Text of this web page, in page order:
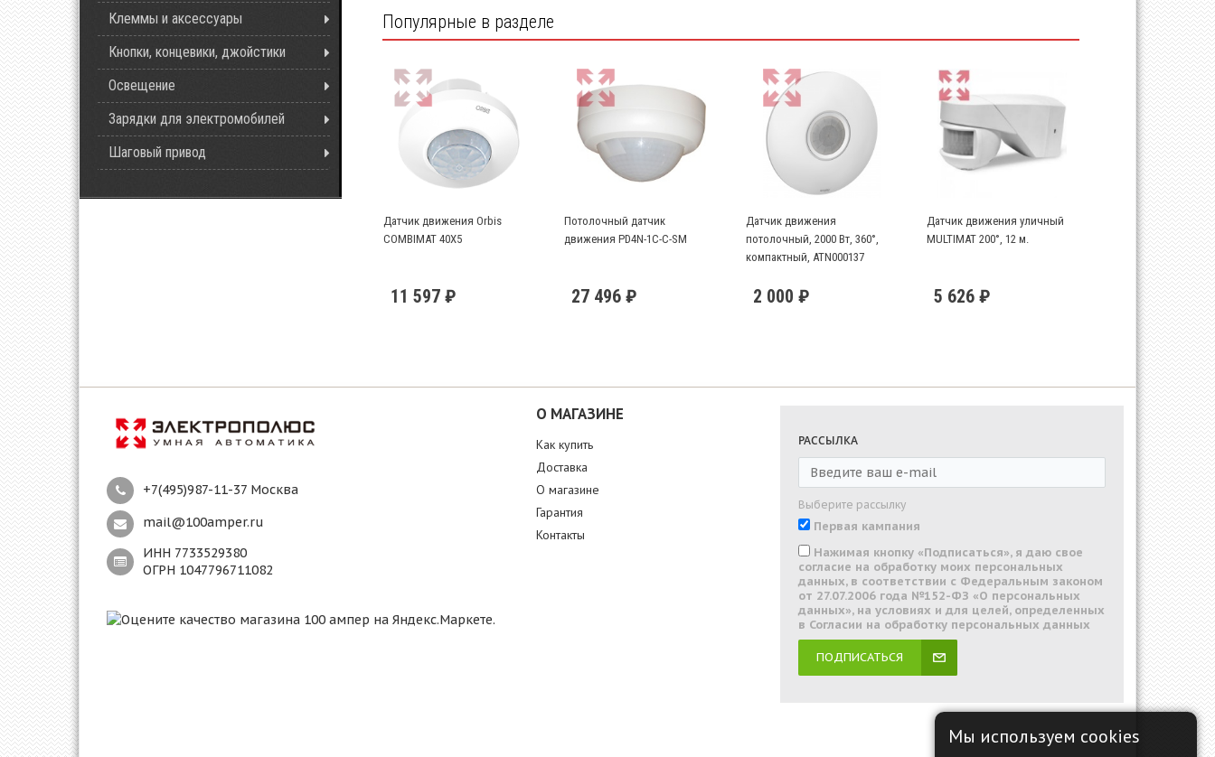
Клеммы и аксессуары
Кнопки, концевики, джойстики
Освещение
Зарядки для электромобилей
Шаговый привод
Популярные в разделе
Датчик движения Orbis
COMBIMAT 40X5
11 597 ₽
Потолочный датчик
движения PD4N-1C-C-SM
27 496 ₽
Датчик движения
потолочный, 2000 Вт, 360°,
компактный, ATN000137
2 000 ₽
Датчик движения уличный
MULTIMAT 200°, 12 м.
5 626 ₽
+7(495)987-11-37 Москва
mail@100amper.ru
ИНН 7733529380
ОГРН 1047796711082
О МАГАЗИНЕ
Как купить
Доставка
О магазине
Гарантия
Контакты
РАССЫЛКА
Выберите рассылку
Первая кампания
Нажимая кнопку «Подписаться», я даю свое
согласие на обработку моих персональных
данных, в соответствии с Федеральным законом
от 27.07.2006 года №152-ФЗ «О персональных
данных», на условиях и для целей, определенных
в Согласии на обработку персональных данных
ПОДПИСАТЬСЯ
Мы используем cookies